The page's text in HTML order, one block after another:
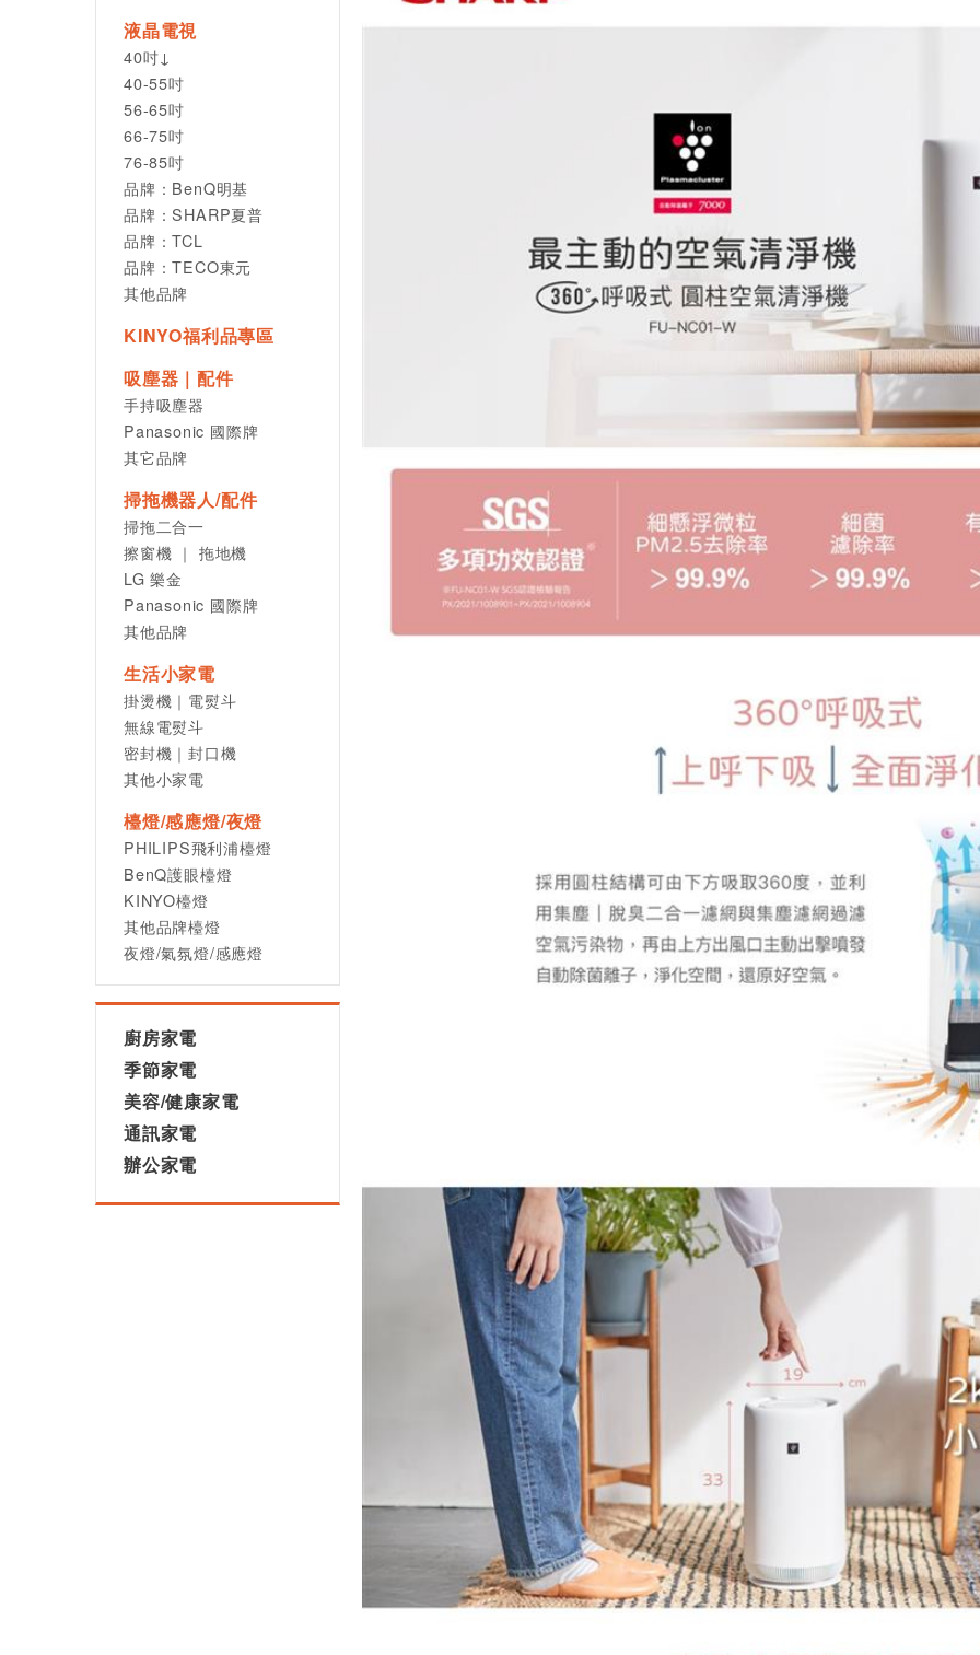
液晶電視
40吋↓
40-55吋
56-65吋
66-75吋
76-85吋
品牌：BenQ明基
品牌：SHARP夏普
品牌：TCL
品牌：TECO東元
其他品牌
KINYO福利品專區
吸塵器｜配件
手持吸塵器
Panasonic 國際牌
其它品牌
掃拖機器人/配件
掃拖二合一
擦窗機 ｜ 拖地機
LG 樂金
Panasonic 國際牌
其他品牌
生活小家電
掛燙機｜電熨斗
無線電熨斗
密封機｜封口機
其他小家電
檯燈/感應燈/夜燈
PHILIPS飛利浦檯燈
BenQ護眼檯燈
KINYO檯燈
其他品牌檯燈
夜燈/氣氛燈/感應燈
廚房家電
季節家電
美容/健康家電
通訊家電
辦公家電